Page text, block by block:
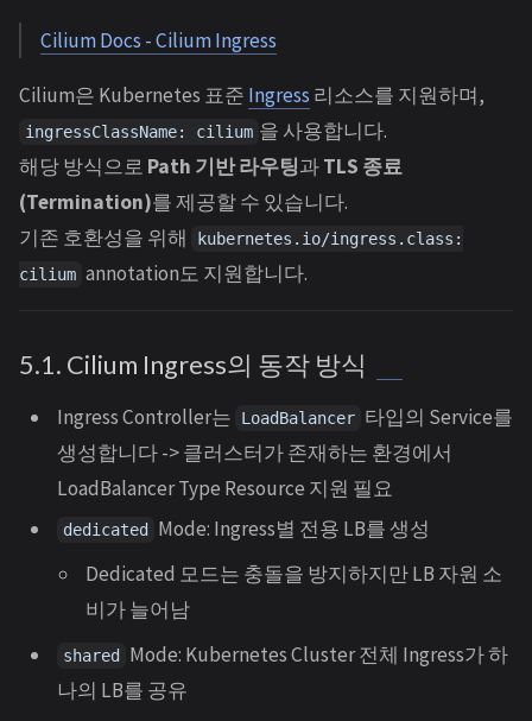
Cilium Docs - Cilium Ingress
Cilium은 Kubernetes 표준 Ingress 리소스를 지원하며,
ingressClassName: cilium 을 사용합니다.
해당 방식으로 Path 기반 라우팅과TLS 종료
(Termination)를 제공할 수 있습니다.
기존 호환성을 위해
kubernetes.io/ingress.class:
cilium annotation도 지원합니다.
5.1. Cilium Ingress의 동작 방식
Ingress Controller는 LoadBalancer 타입의 Service를
생성합니다 -> 클러스터가 존재하는 환경에서
LoadBalancer Type Resource 지원 필요
dedicated
Mode: Ingress별 전용 LB를 생성
Dedicated 모드는 충돌을 방지하지만 LB 자원 소
비가 늘어남
shared
Mode: Kubernetes Cluster 전체 Ingress가 하
나의 LB를 공유